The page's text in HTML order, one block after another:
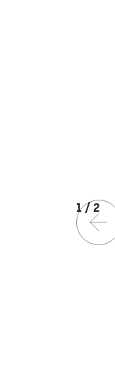
1/2